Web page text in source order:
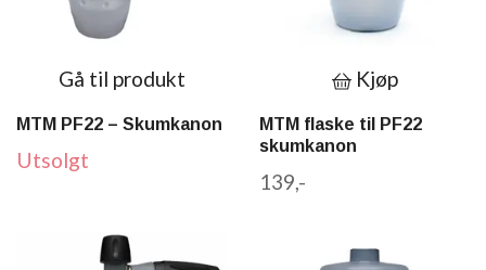
Gå til produkt
MTM PF22 – Skumkanon
Utsolgt
Kjøp
MTM flaske til PF22
skumkanon
139,-